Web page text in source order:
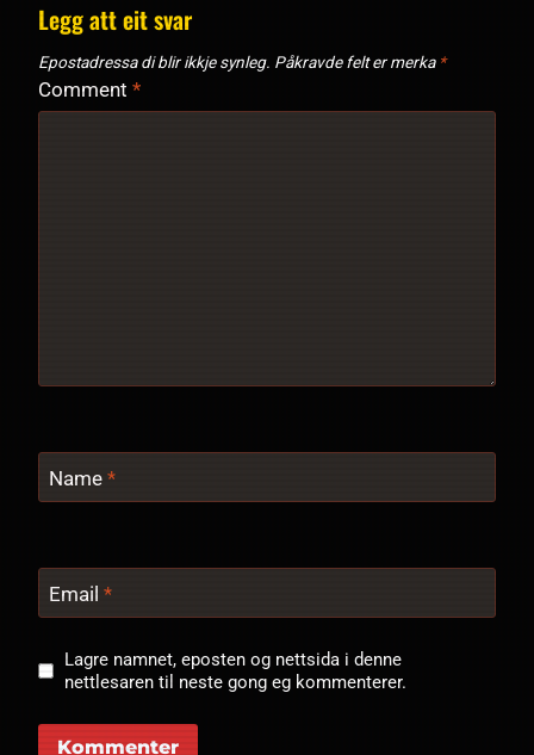
Legg att eit svar
Epostadressa di blir ikkje synleg. Påkravde felt er merka *
Comment *
Name *
Email *
Lagre namnet, eposten og nettsida i denne
nettlesaren til neste gong eg kommenterer.